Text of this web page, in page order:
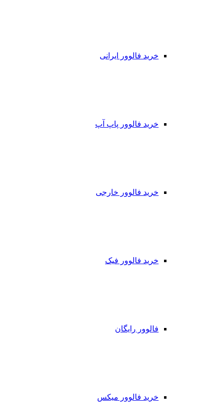
خرید فالوور ایرانی
خرید فالوور پاپ آپ
خرید فالوور خارجی
خرید فالوور فیک
فالوور رایگان
خرید فالوور میکس